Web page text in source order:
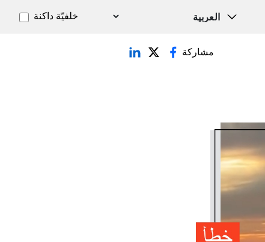
خلفيّة داكنة
مشاركة